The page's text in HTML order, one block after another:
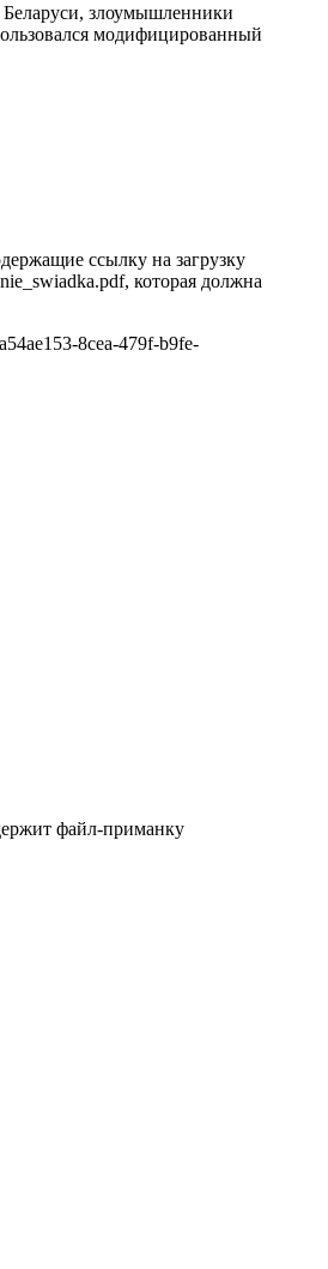
злоумышленники
модифицированный
ссылку на загрузку
которая должна
8cea-479f-b9fe-
файл-приманку